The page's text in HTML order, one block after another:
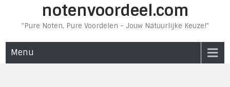
notenvoordeel.com
"Pure Noten, Pure Voordelen – Jouw Natuurlijke Keuze!"
Menu